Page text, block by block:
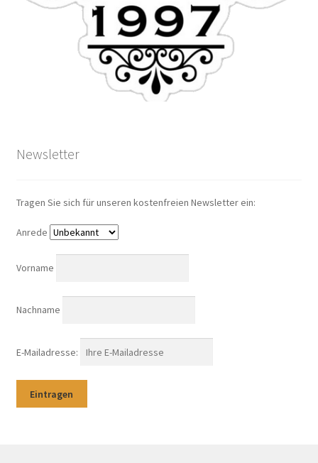
Newsletter
Tragen Sie sich für unseren kostenfreien Newsletter ein:
Anrede
Vorname
Nachname
E-Mailadresse: